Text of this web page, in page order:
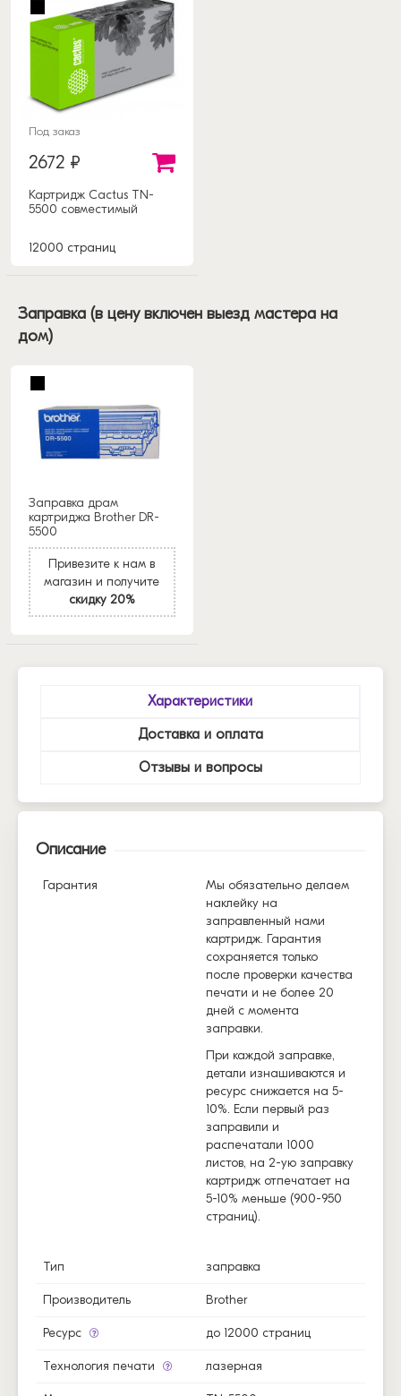
Под заказ
2672 ₽
Картридж Cactus TN-
5500 совместимый
12000 страниц
Заправка (в цену включен выезд мастера на
дом)
Заправка драм
картриджа Brother DR-
5500
Привезите к нам в
магазин и получите
скидку 20%
Характеристики
Доставка и оплата
Отзывы и вопросы
Описание
Гарантия
Мы обязательно делаем
наклейку на
заправленный нами
картридж. Гарантия
сохраняется только
после проверки качества
печати и не более 20
дней с момента
заправки.
При каждой заправке,
детали изнашиваются и
ресурс снижается на 5-
10%. Если первый раз
заправили и
распечатали 1000
листов, на 2-ую заправку
картридж отпечатает на
5-10% меньше (900-950
страниц).
Тип заправка
Производитель Brother
Ресурс до 12000 страниц
Технология печати лазерная